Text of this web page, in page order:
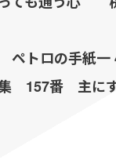
トロの手紙一
157番 主に